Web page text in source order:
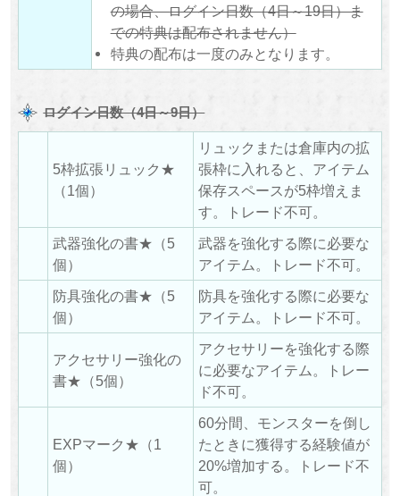
の場合、ログイン日数（4日～19日）ま
での特典は配布されません）
特典の配布は一度のみとなります。
ログイン日数（4日～9日）
5枠拡張リュック★
（1個）
リュックまたは倉庫内の拡
張枠に入れると、アイテム
保存スペースが5枠増えま
す。トレード不可。
武器強化の書★（5
個）
武器を強化する際に必要な
アイテム。トレード不可。
防具強化の書★（5
個）
防具を強化する際に必要な
アイテム。トレード不可。
アクセサリー強化の
書★（5個）
アクセサリーを強化する際
に必要なアイテム。トレー
ド不可。
EXPマーク★（1
個）
60分間、モンスターを倒し
たときに獲得する経験値が
20%増加する。トレード不
可。